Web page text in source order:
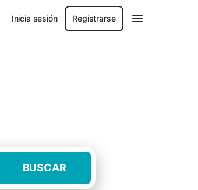
Inicia sesión Registrarse
BUSCAR